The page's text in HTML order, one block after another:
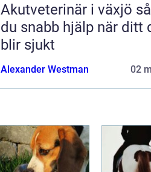
Akutveterinär i växjö så får
du snabb hjälp när ditt
blir sjukt
Alexander Westman 02